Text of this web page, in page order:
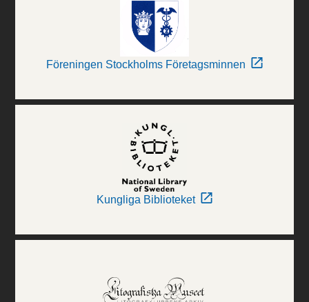
Föreningen Stockholms Företagsminnen
Kungliga Biblioteket